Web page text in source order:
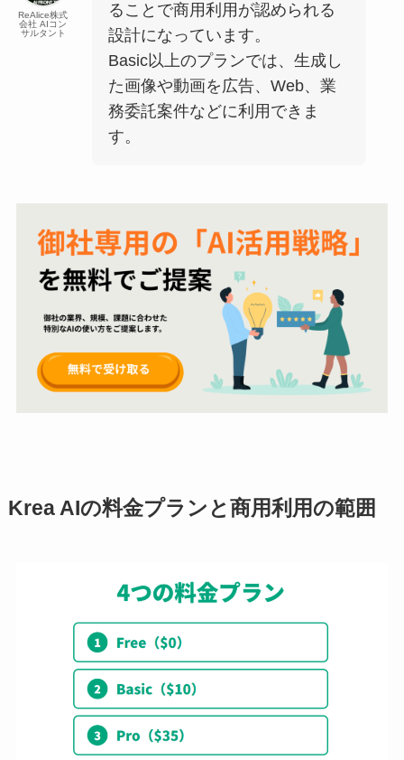
ReAlice株式
会社 AIコン
サルタント
ることで商用利用が認められる
設計になっています。
Basic以上のプランでは、生成し
た画像や動画を広告、Web、業
務委託案件などに利用できま
す。
Krea AIの料金プランと商用利用の範囲